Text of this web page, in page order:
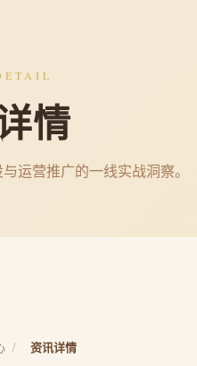
情
运营推广的一线实战洞察。
/ 资讯详情